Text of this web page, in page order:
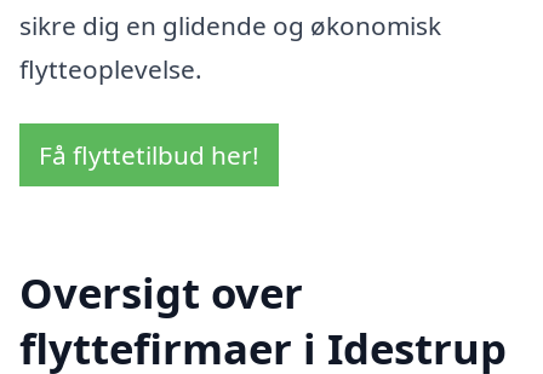
sikre dig en glidende og økonomisk
flytteoplevelse.
Få flyttetilbud her!
Oversigt over
flyttefirmaer i Idestrup